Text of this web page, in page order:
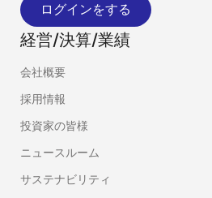
ログインをする
経営/決算/業績
会社概要
採用情報
投資家の皆様
ニュースルーム
サステナビリティ